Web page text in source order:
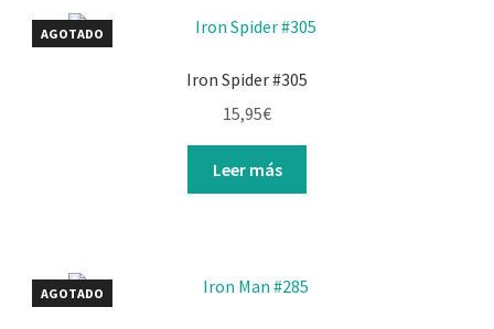
AGOTADO
Iron Spider #305
15,95€
Leer más
AGOTADO